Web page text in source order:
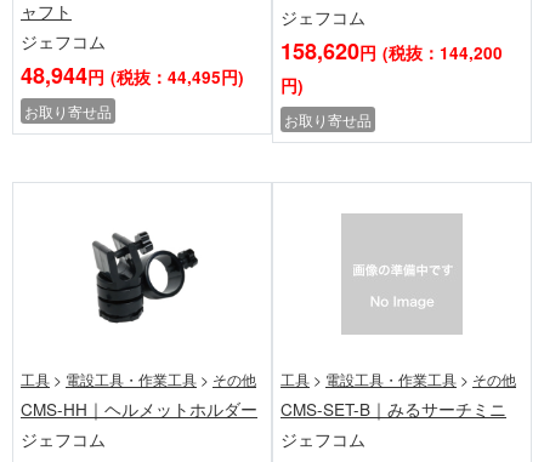
ャフト
ジェフコム
48,944円 (税抜：44,495円)
お取り寄せ品
ジェフコム
158,620円 (税抜：144,200
円)
お取り寄せ品
工具 > 電設工具・作業工具 > その他
CMS-HH｜ヘルメットホルダー
ジェフコム
工具 > 電設工具・作業工具 > その他
CMS-SET-B｜みるサーチミニ
ジェフコム